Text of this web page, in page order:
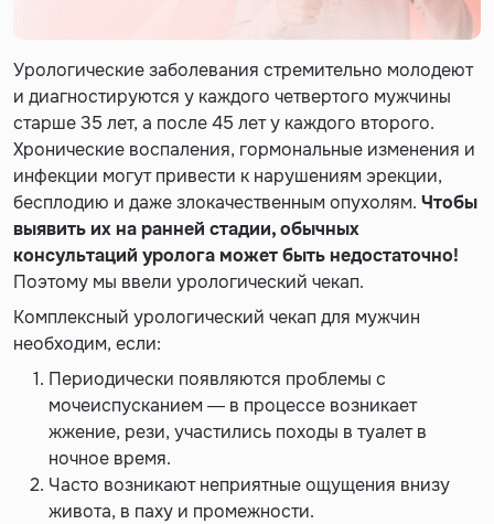
Урологические заболевания стремительно молодеют
и диагностируются у каждого четвертого мужчины
старше 35 лет, а после 45 лет у каждого второго.
Хронические воспаления, гормональные изменения и
инфекции могут привести к нарушениям эрекции,
бесплодию и даже злокачественным опухолям. Чтобы
выявить их на ранней стадии, обычных
консультаций уролога может быть недостаточно!
Поэтому мы ввели урологический чекап.
Комплексный урологический чекап для мужчин
необходим, если:
Периодически появляются проблемы с
мочеиспусканием — в процессе возникает
жжение, рези, участились походы в туалет в
ночное время.
Часто возникают неприятные ощущения внизу
живота, в паху и промежности.